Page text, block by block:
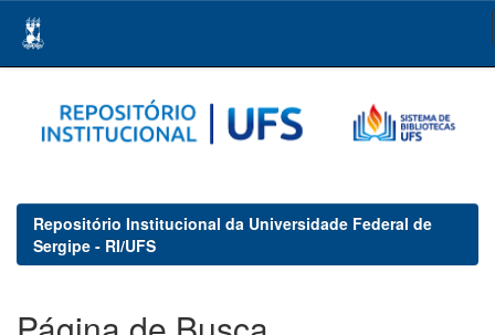
navigation
Repositório Institucional da Universidade Federal de
Sergipe - RI/UFS